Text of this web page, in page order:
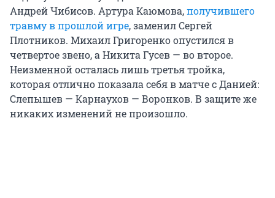
Андрей Чибисов. Артура Каюмова,получившего
травму в прошлой игре, заменил Сергей
Плотников. Михаил Григоренко опустился в
четвертое звено, а Никита Гусев — во второе.
Неизменной осталась лишь третья тройка,
которая отлично показала себя в матче с Данией:
Слепышев — Карнаухов — Воронков. В защите же
никаких изменений не произошло.